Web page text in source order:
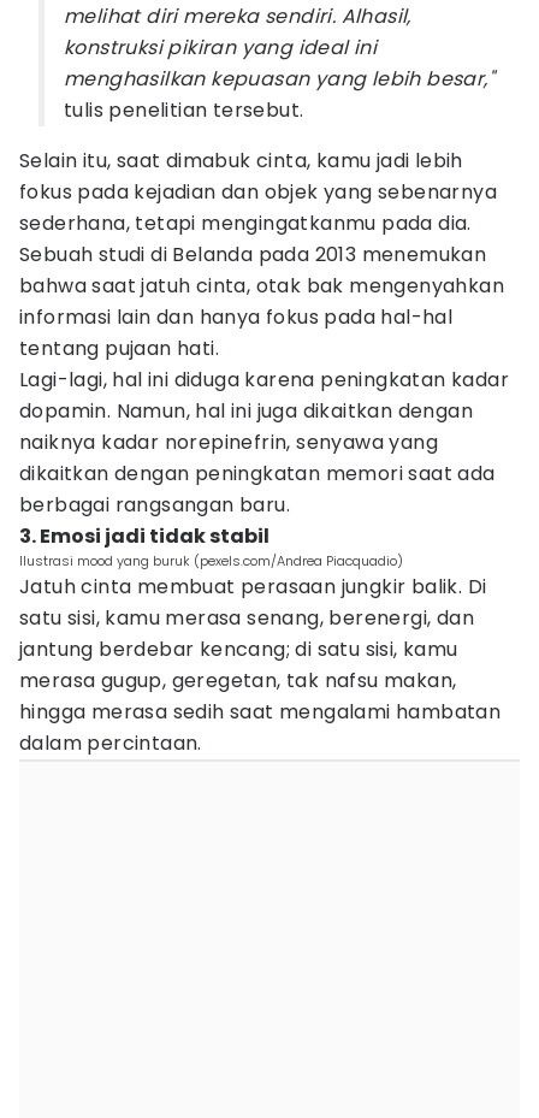
melihat diri mereka sendiri. Alhasil,
konstruksi pikiran yang ideal ini
menghasilkan kepuasan yang lebih besar,"
tulis penelitian tersebut.
Selain itu, saat dimabuk cinta, kamu jadi lebih
fokus pada kejadian dan objek yang sebenarnya
sederhana, tetapi mengingatkanmu pada dia.
Sebuah studi di Belanda pada 2013 menemukan
bahwa saat jatuh cinta, otak bak mengenyahkan
informasi lain dan hanya fokus pada hal-hal
tentang pujaan hati.
Lagi-lagi, hal ini diduga karena peningkatan kadar
dopamin. Namun, hal ini juga dikaitkan dengan
naiknya kadar norepinefrin, senyawa yang
dikaitkan dengan peningkatan memori saat ada
berbagai rangsangan baru.
3. Emosi jadi tidak stabil
Ilustrasi mood yang buruk (pexels.com/Andrea Piacquadio)
Jatuh cinta membuat perasaan jungkir balik. Di
satu sisi, kamu merasa senang, berenergi, dan
jantung berdebar kencang; di satu sisi, kamu
merasa gugup, geregetan, tak nafsu makan,
hingga merasa sedih saat mengalami hambatan
dalam percintaan.